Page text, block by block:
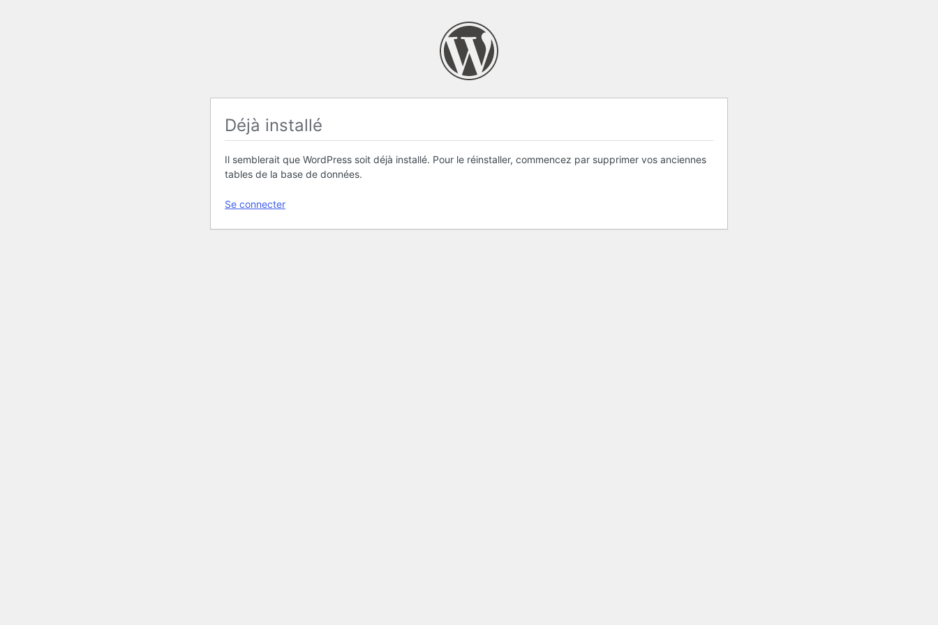
Déjà installé
Il semblerait que WordPress soit déjà installé. Pour le réinstaller, commencez par supprimer vos anciennes
tables de la base de données.
Se connecter